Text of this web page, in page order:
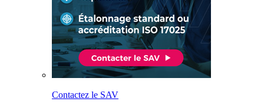
Contactez le SAV